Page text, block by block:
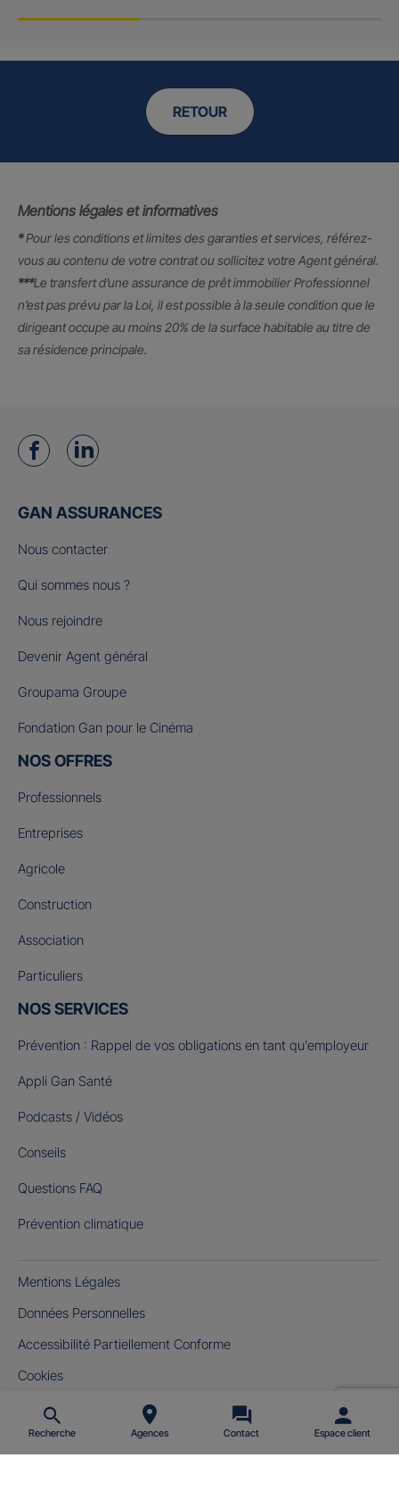
RETOUR
Mentions légales et informatives
*Pour les conditions et limites des garanties et services, référez-
vous au contenu de votre contrat ou sollicitez votre Agent général.
***Le transfert d’une assurance de prêt immobilier Professionnel
n’est pas prévu par la Loi, il est possible à la seule condition que le
dirigeant occupe au moins 20% de la surface habitable au titre de
sa résidence principale.
Recherche Agences Contact Espace client
GAN ASSURANCES
Nous contacter
Qui sommes nous ?
Nous rejoindre
Devenir Agent général
Groupama Groupe
Fondation Gan pour le Cinéma
NOS OFFRES
Professionnels
Entreprises
Agricole
Construction
Association
Particuliers
NOS SERVICES
Prévention : Rappel de vos obligations en tant qu’employeur
Appli Gan Santé
Podcasts / Vidéos
Conseils
Questions FAQ
Prévention climatique
Mentions Légales
Données Personnelles
Accessibilité Partiellement Conforme
Cookies
Gérer mes cookies